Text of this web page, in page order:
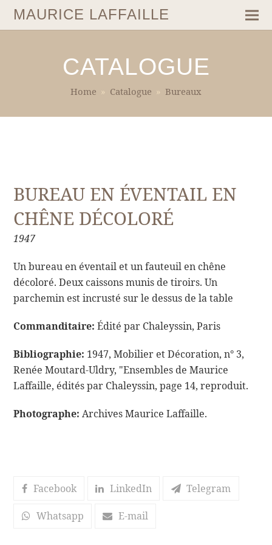
MAURICE LAFFAILLE
CATALOGUE
Home » Catalogue » Bureaux
BUREAU EN ÉVENTAIL EN
CHÊNE DÉCOLORÉ
1947
Un bureau en éventail et un fauteuil en chêne
décoloré. Deux caissons munis de tiroirs. Un
parchemin est incrusté sur le dessus de la table
Commanditaire: Édité par Chaleyssin, Paris
Bibliographie: 1947, Mobilier et Décoration, n° 3,
Renée Moutard-Uldry, "Ensembles de Maurice
Laffaille, édités par Chaleyssin, page 14, reproduit.
Photographe: Archives Maurice Laffaille.
Facebook LinkedIn Telegram
Whatsapp E-mail